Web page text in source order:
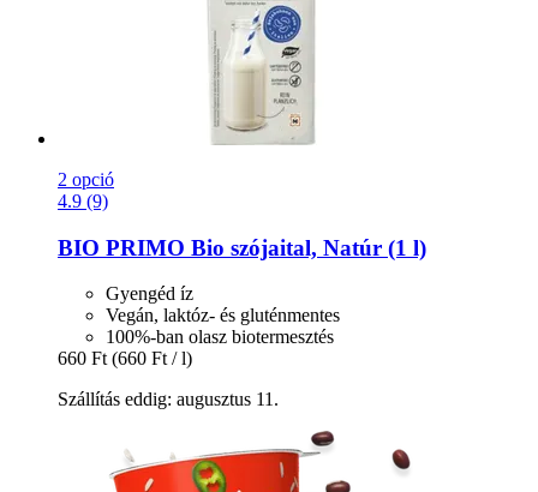
2 opció
4.9 (9)
BIO PRIMO Bio szójaital, Natúr (1 l)
Gyengéd íz
Vegán, laktóz- és gluténmentes
100%-ban olasz biotermesztés
660 Ft (660 Ft / l)
Szállítás eddig: augusztus 11.